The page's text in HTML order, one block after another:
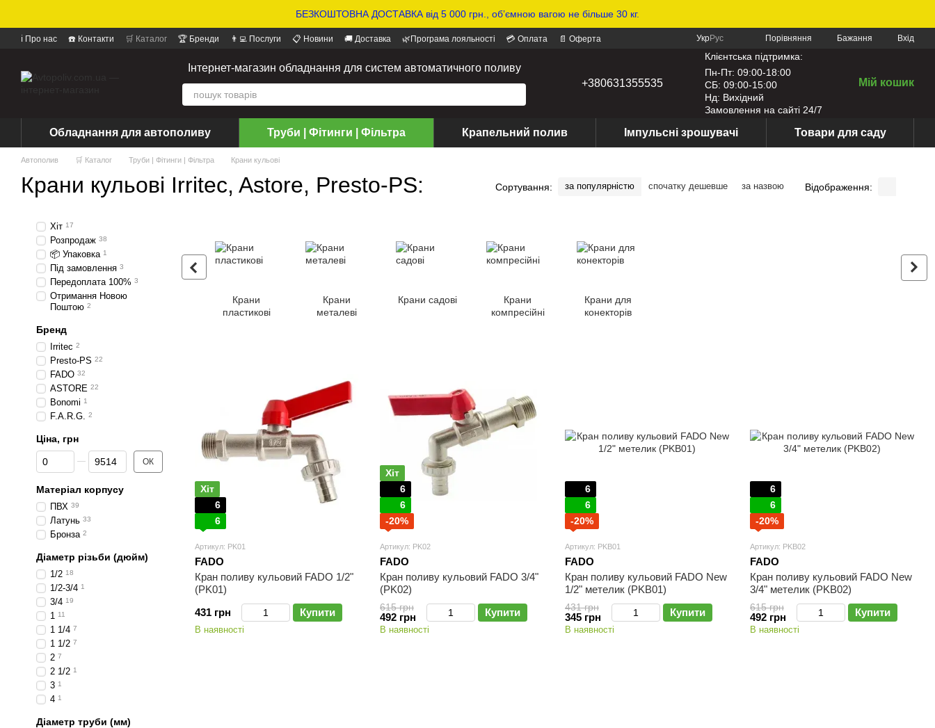
БЕЗКОШТОВНА ДОСТАВКА від 5 000 грн., обʼємною вагою не більше 30 кг.
ℹ️ Про нас ☎️ Контакти 🛒 Каталог 🏆 Бренди 👨‍💻 Послуги 📋 Новини 🚚 Доставка 🌿Програма лояльності 💳 Оплата
📄 Оферта
УкрРус Порівняння Бажання Вхід
Інтернет-магазин обладнання для систем автоматичного поливу
+380631355535
Клієнтська підтримка:
Пн-Пт: 09:00-18:00
СБ: 09:00-15:00
Нд: Вихідний
Замовлення на сайті 24/7
Мій кошик
Обладнання для автополиву Труби | Фітинги | Фільтра Крапельний полив Імпульсні зрошувачі Товари для саду
Автополив 🛒 Каталог Труби | Фітинги | Фільтра Крани кульові
Крани кульові Irritec, Astore, Presto-PS: Сортування: за популярністю спочатку дешевше за назвою Відображення:
Крани
пластикові
Крани
металеві
Крани садові
Крани
компресійні
Крани для
конекторів
Хіт
6
6
Артикул: PK01
FADO
Кран поливу кульовий FADO 1/2"
(PK01)
431 грн
Купити
В наявності
Хіт
6
6
-20%
Артикул: PK02
FADO
Кран поливу кульовий FADO 3/4"
(PK02)
615 грн
492 грн Купити
В наявності
6
6
-20%
Артикул: PKB01
FADO
Кран поливу кульовий FADO New
1/2" метелик (PKB01)
431 грн
345 грн Купити
В наявності
6
6
-20%
Артикул: PKB02
FADO
Кран поливу кульовий FADO New
3/4" метелик (PKB02)
615 грн
492 грн Купити
В наявності
Хіт 17
Розпродаж 38
📦 Упаковка 1
Під замовлення 3
Передоплата 100% 3
Отримання Новою
Поштою 2
Бренд
Irritec 2
Presto-PS 22
FADO 32
ASTORE 22
Bonomi 1
F.A.R.G. 2
Ціна, грн
Від Ціна, грн
До Ціна, грн ОК
Матеріал корпусу
ПВХ 39
Латунь 33
Бронза 2
Діаметр різьби (дюйм)
1/2 18
1/2-3/4 1
3/4 19
1 11
1 1/4 7
1 1/2 7
2 7
2 1/2 1
3 1
4 1
Діаметр труби (мм)